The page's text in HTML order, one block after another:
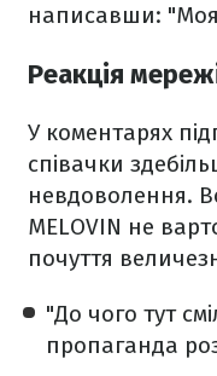
написавши:
Реакція
У коментарях
співачки
невдоволення.
MELOVIN не
почуття
"До чого тут
пропаганда